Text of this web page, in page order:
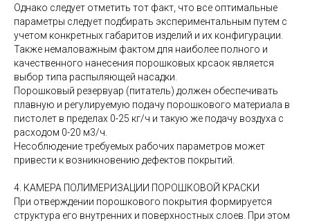
Однако следует отметить тот факт, что все оптимальные
параметры следует подбирать экспериментальным путем с
учетом конкретных габаритов изделий и их конфигурации.
Также немаловажным фактом для наиболее полного и
качественного нанесения порошковых крсаок является
выбор типа распыляющей насадки.
Порошковый резервуар (питатель) должен обеспечивать
плавную и регулируемую подачу порошкового материала в
пистолет в пределах 0-25 кг/ч и такую же подачу воздуха с
расходом 0-20 м3/ч.
Несоблюдение требуемых рабочих параметров может
привести к возникновению дефектов покрытий.
4. КАМЕРА ПОЛИМЕРИЗАЦИИ ПОРОШКОВОЙ КРАСКИ
При отверждении порошкового покрытия формируется
структура его внутренних и поверхностных слоев. При этом